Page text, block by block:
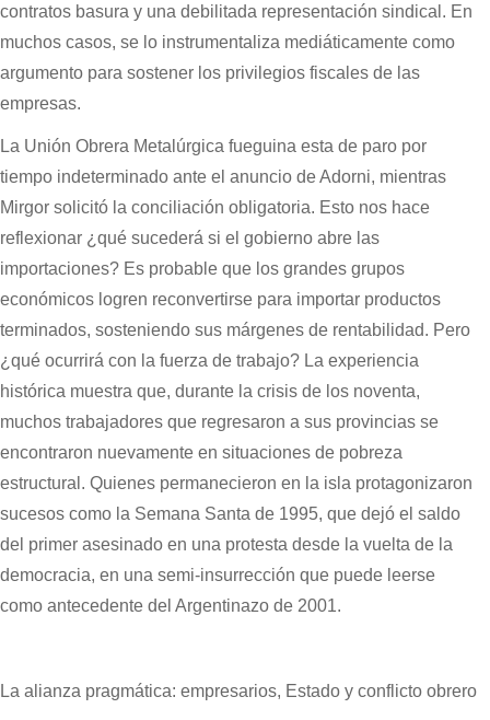
contratos basura y una debilitada representación sindical. En
muchos casos, se lo instrumentaliza mediáticamente como
argumento para sostener los privilegios fiscales de las
empresas.
La Unión Obrera Metalúrgica fueguina esta de paro por
tiempo indeterminado ante el anuncio de Adorni, mientras
Mirgor solicitó la conciliación obligatoria. Esto nos hace
reflexionar ¿qué sucederá si el gobierno abre las
importaciones? Es probable que los grandes grupos
económicos logren reconvertirse para importar productos
terminados, sosteniendo sus márgenes de rentabilidad. Pero
¿qué ocurrirá con la fuerza de trabajo? La experiencia
histórica muestra que, durante la crisis de los noventa,
muchos trabajadores que regresaron a sus provincias se
encontraron nuevamente en situaciones de pobreza
estructural. Quienes permanecieron en la isla protagonizaron
sucesos como la Semana Santa de 1995, que dejó el saldo
del primer asesinado en una protesta desde la vuelta de la
democracia, en una semi-insurrección que puede leerse
como antecedente del Argentinazo de 2001.
La alianza pragmática: empresarios, Estado y conflicto obrero